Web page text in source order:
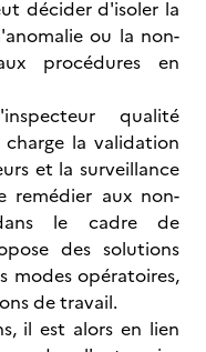
décider d'isoler la
ou la non-
procédures en
qualité
la validation
et la surveillance
remédier aux non-
le cadre de
des solutions
modes opératoires,
de travail.
il est alors en lien